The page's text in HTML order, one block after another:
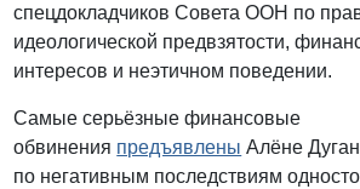
спецдокладчиков Совета ООН по
идеологической предвзятости,
интересов и неэтичном поведении.
Самые серьёзные финансовые
обвинения предъявлены Алёне
по негативным последствиям